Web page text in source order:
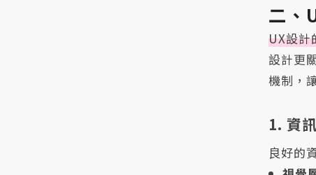
二、
UX設計
設計更
機制，
1. 資
良好的